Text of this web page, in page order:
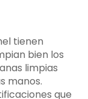
tienen
bien los
limpias
manos.
que